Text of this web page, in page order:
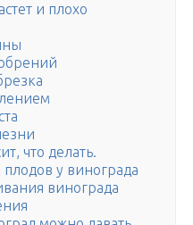
и плохо
что делать.
плодов у винограда
винограда